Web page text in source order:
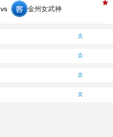
vs 金州女武神